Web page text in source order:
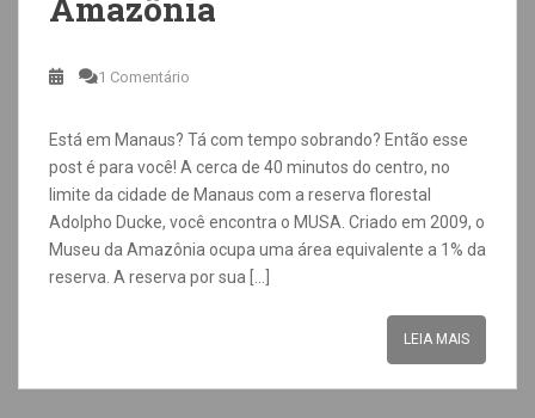
Amazônia
1 Comentário
Está em Manaus? Tá com tempo sobrando? Então esse
post é para você! A cerca de 40 minutos do centro, no
limite da cidade de Manaus com a reserva florestal
Adolpho Ducke, você encontra o MUSA. Criado em 2009, o
Museu da Amazônia ocupa uma área equivalente a 1% da
reserva. A reserva por sua […]
LEIA MAIS